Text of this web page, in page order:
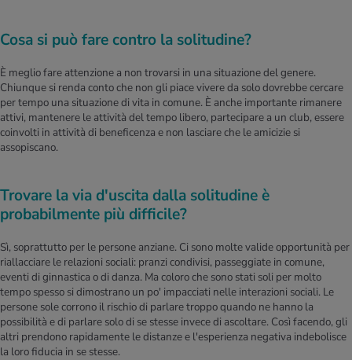
Cosa si può fare contro la solitudine?
È meglio fare attenzione a non trovarsi in una situazione del genere.
Chiunque si renda conto che non gli piace vivere da solo dovrebbe cercare
per tempo una situazione di vita in comune. È anche importante rimanere
attivi, mantenere le attività del tempo libero, partecipare a un club, essere
coinvolti in attività di beneficenza e non lasciare che le amicizie si
assopiscano.
Trovare la via d'uscita dalla solitudine è
probabilmente più difficile?
Sì, soprattutto per le persone anziane. Ci sono molte valide opportunità per
riallacciare le relazioni sociali: pranzi condivisi, passeggiate in comune,
eventi di ginnastica o di danza. Ma coloro che sono stati soli per molto
tempo spesso si dimostrano un po' impacciati nelle interazioni sociali. Le
persone sole corrono il rischio di parlare troppo quando ne hanno la
possibilità e di parlare solo di se stesse invece di ascoltare. Così facendo, gli
altri prendono rapidamente le distanze e l'esperienza negativa indebolisce
la loro fiducia in se stesse.